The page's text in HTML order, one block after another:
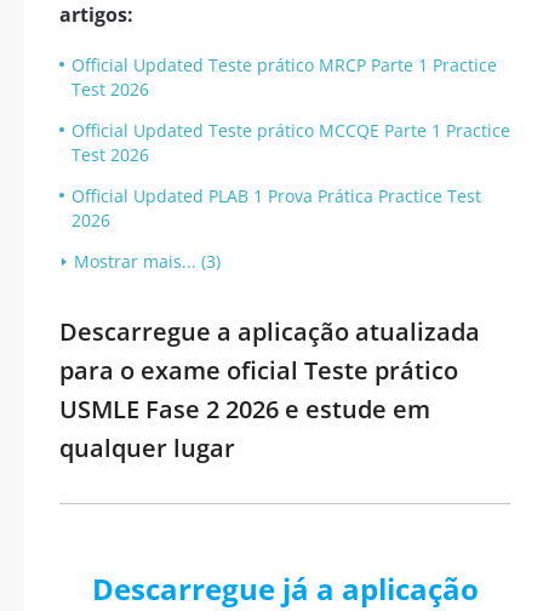
artigos:
Official Updated Teste prático MRCP Parte 1 Practice
Test 2026
Official Updated Teste prático MCCQE Parte 1 Practice
Test 2026
Official Updated PLAB 1 Prova Prática Practice Test
2026
Mostrar mais... (3)
Descarregue a aplicação atualizada
para o exame oficial Teste prático
USMLE Fase 2 2026 e estude em
qualquer lugar
Descarregue já a aplicação